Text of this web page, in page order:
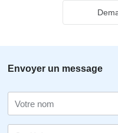
Envoyer un message